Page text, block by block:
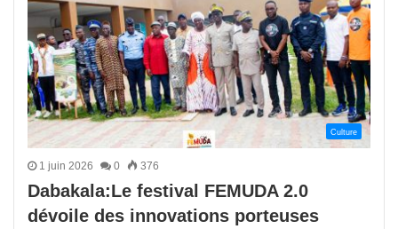
Culture
1 juin 2026 0 376
Dabakala:Le festival FEMUDA 2.0
dévoile des innovations porteuses